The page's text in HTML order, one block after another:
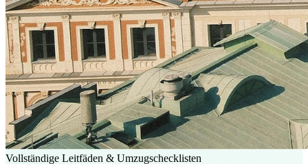
Vollständige Leitfäden & Umzugschecklisten